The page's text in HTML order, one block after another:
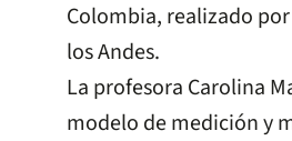
Colombia, realizado
los Andes.
La profesora Carolina
modelo de medición y